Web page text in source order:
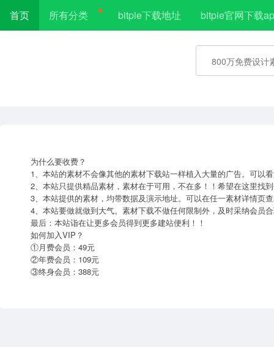
首页 所有分类 bitpie下载地址 bitpie官网下载
为什么要收费？
1、本站的素材不会像其他的素材下载站一样植入大量的广告。可以
2、本站只提供精品素材，素材在于可用，不在多！！希望在这里找
3、本站提供的素材，均带数据及演示地址。可以在任一素材详情页
4、本站要做就做到大气。素材下载不做任何限制外，及时采纳会员
最后：本站诣在让更多会员得到更多建站便利！！
如何加入VIP？
①月费会员：49元
②年费会员：109元
③终身会员：388元